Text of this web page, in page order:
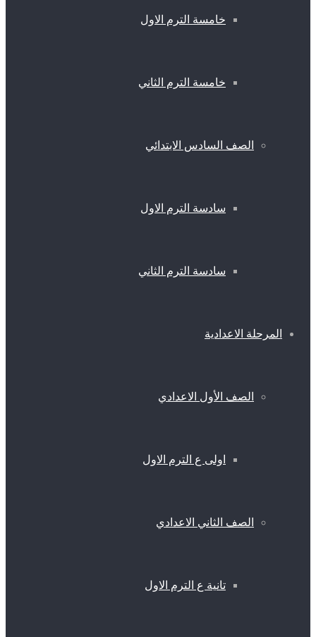
خامسة الترم الاول
خامسة الترم الثاني
الصف السادس الابتدائي
سادسة الترم الاول
سادسة الترم الثاني
المرحلة الاعدادية
الصف الأول الاعدادي
اولى ع الترم الاول
الصف الثاني الاعدادي
تانية ع الترم الاول